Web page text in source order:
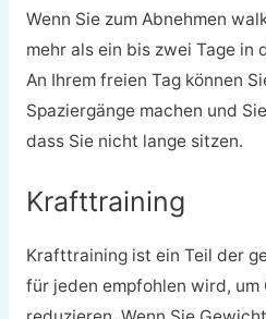
Wenn Sie zum Abnehmen
mehr als ein bis zwei Tage in
An Ihrem freien Tag können
Spaziergänge machen und
dass Sie nicht lange sitzen.
Krafttraining
Krafttraining ist ein Teil der
für jeden empfohlen wird, um